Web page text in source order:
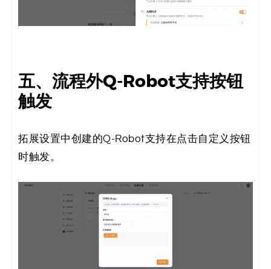
五、流程外Q-Robot支持按钮
触发
拓展设置中创建的Q-Robot支持在点击自定义按钮
时触发。